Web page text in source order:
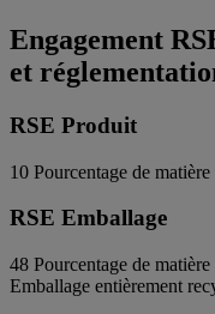
Engagement
et
RSE Produit
10 Pourcentage de
RSE Emballage
48 Pourcentage de
Emballage entièrement